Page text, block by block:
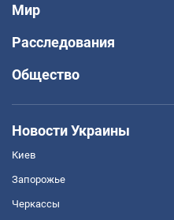
Мир
Расследования
Общество
Новости Украины
Киев
Запорожье
Черкассы